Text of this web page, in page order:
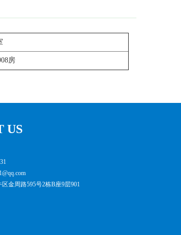
房
US
金周路595号2栋B座9层901